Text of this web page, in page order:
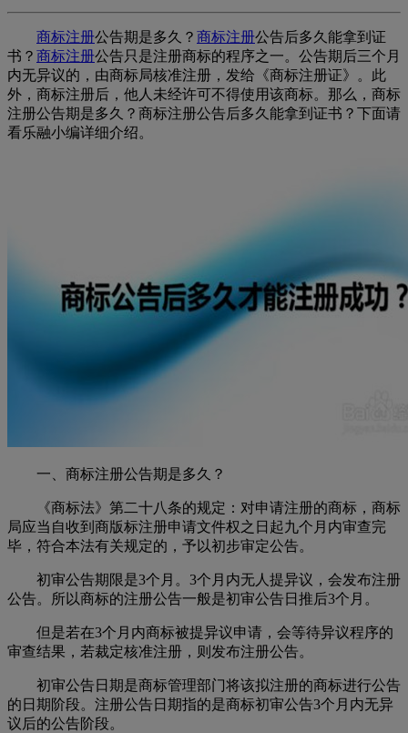
商标注册公告期是多久？ 商标注册公告后多久能拿到证
书？ 商标注册公告只是注册商标的程序之一。公告期后三个月
内无异议的，由商标局核准注册，发给《商标注册证》。此
外，商标注册后，他人未经许可不得使用该商标。那么，商标
注册公告期是多久？商标注册公告后多久能拿到证书？下面请
看乐融小编详细介绍。
一、商标注册公告期是多久？
《商标法》第二十八条的规定：对申请注册的商标，商标
局应当自收到商版标注册申请文件权之日起九个月内审查完
毕，符合本法有关规定的，予以初步审定公告。
初审公告期限是3个月。3个月内无人提异议，会发布注册
公告。所以商标的注册公告一般是初审公告日推后3个月。
但是若在3个月内商标被提异议申请，会等待异议程序的
审查结果，若裁定核准注册，则发布注册公告。
初审公告日期是商标管理部门将该拟注册的商标进行公告
的日期阶段。注册公告日期指的是商标初审公告3个月内无异
议后的公告阶段。